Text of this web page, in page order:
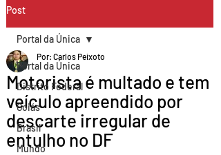
Post
Portal da Única
Distrito Federal
Goiás
Brasil
Mundo
Portal da Única
Motorista é multado e tem
veículo apreendido por
descarte irregular de
entulho no DF
Por: Carlos Peixoto